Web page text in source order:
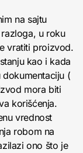
na sajtu
u roku
vratiti proizvod.
kao i kada
dokumentaciju (
mora biti
korišćenja.
vrednost
robom na
ono što je